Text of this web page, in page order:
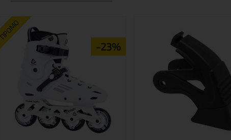
-23%